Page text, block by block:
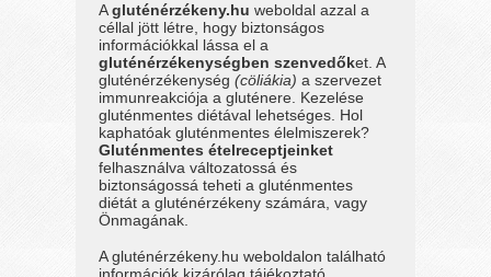
Agluténérzékeny.hu weboldal azzal a
céllal jött létre, hogy biztonságos
információkkal lássa el a
gluténérzékenységben szenvedőket. A
gluténérzékenység(cöliákia) a szervezet
immunreakciója a gluténere. Kezelése
gluténmentes diétával lehetséges. Hol
kaphatóak gluténmentes élelmiszerek?
Gluténmentes ételreceptjeinket
felhasználva változatossá és
biztonságossá teheti a gluténmentes
diétát a gluténérzékeny számára, vagy
Önmagának.
A gluténérzékeny.hu weboldalon található